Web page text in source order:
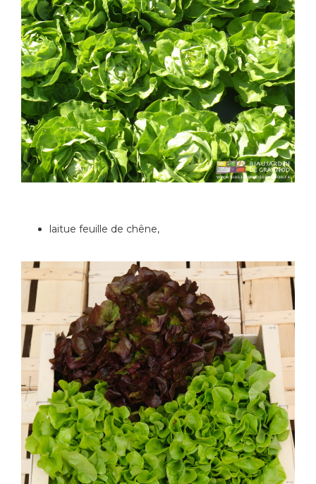
laitue feuille de chêne,